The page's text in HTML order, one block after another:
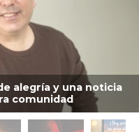
alegría y una noticia
comunidad